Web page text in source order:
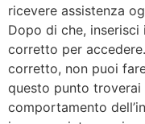
ricevere assistenza
Dopo di che, inserisci
corretto per accedere.
corretto, non puoi
questo punto troverai
comportamento